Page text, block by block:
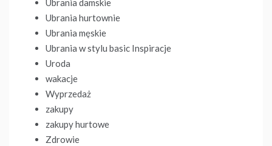
Ubrania damskie
Ubrania hurtownie
Ubrania męskie
Ubrania w stylu basic Inspiracje
Uroda
wakacje
Wyprzedaż
zakupy
zakupy hurtowe
Zdrowie